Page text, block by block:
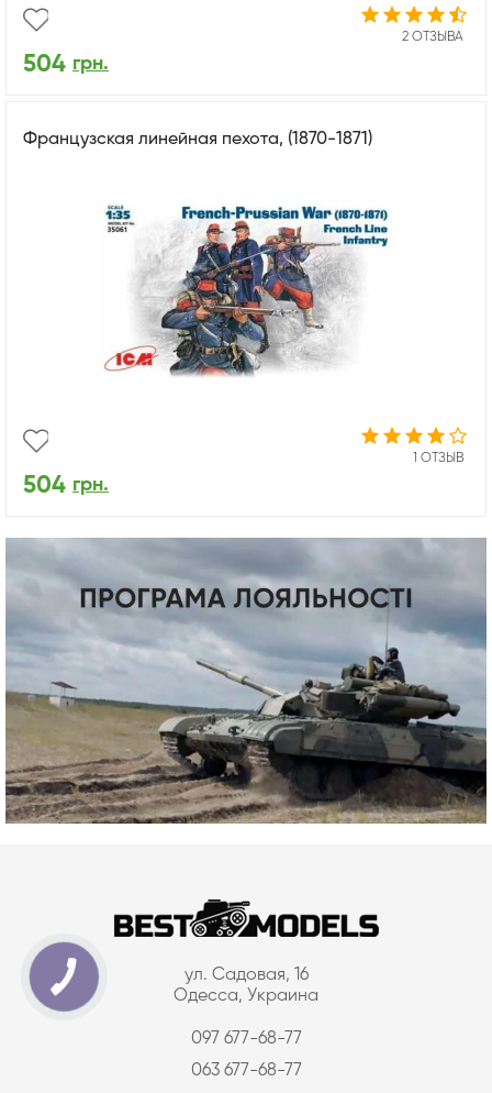
2 ОТЗЫВА
504 грн.
Французская линейная пехота, (1870-1871)
1 ОТЗЫВ
504 грн.
ул. Садовая, 16
Одесса, Украина
097 677-68-77
063 677-68-77